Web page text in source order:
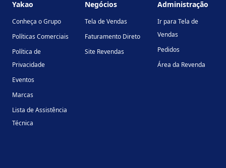
Yakao
Conheça o Grupo
Políticas Comerciais
Política de
Privacidade
Eventos
Marcas
Lista de Assistência
Técnica
Negócios
Tela de Vendas
Faturamento Direto
Site Revendas
Administração
Ir para Tela de
Vendas
Pedidos
Área da Revenda